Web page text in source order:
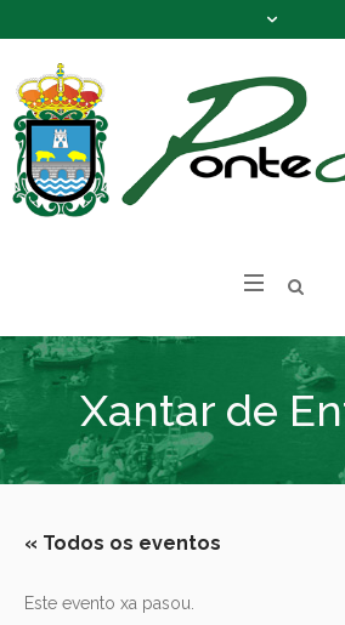
Xantar de
« Todos os eventos
Este evento xa pasou.